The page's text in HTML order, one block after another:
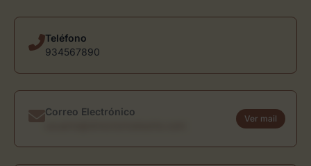
Teléfono
934567890
Correo Electrónico
Ver mail